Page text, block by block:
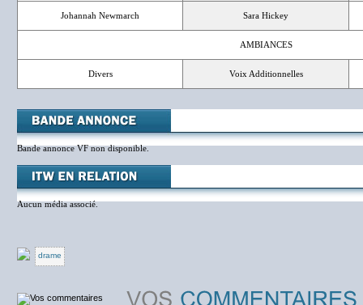
Johannah Newmarch Sara Hickey
AMBIANCES
Divers Voix Additionnelles
Bande annonce VF non disponible.
Aucun média associé.
drame